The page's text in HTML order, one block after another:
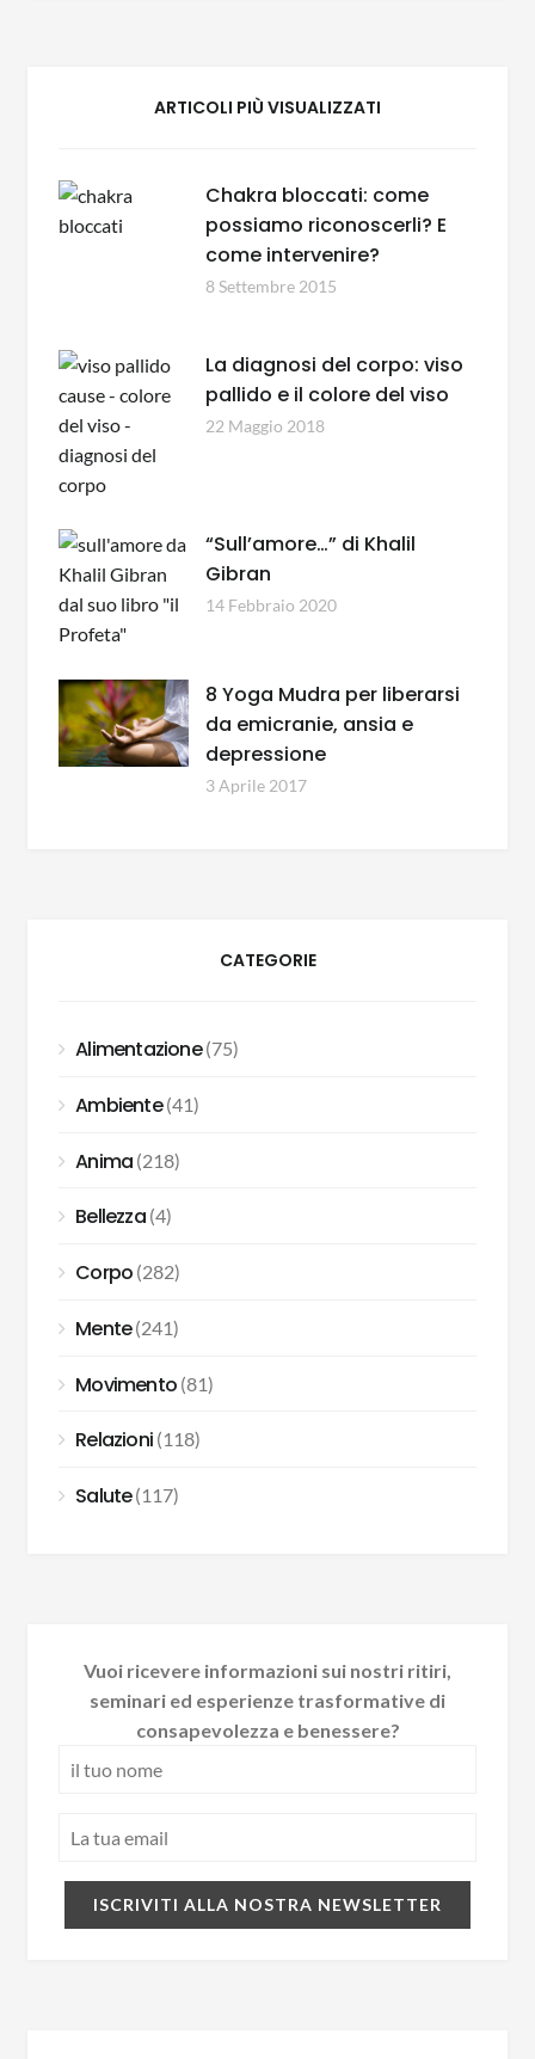
ARTICOLI PIÙ VISUALIZZATI
Chakra bloccati: come
possiamo riconoscerli? E
come intervenire?
8 Settembre 2015
La diagnosi del corpo: viso
pallido e il colore del viso
22 Maggio 2018
“Sull’amore…” di Khalil
Gibran
14 Febbraio 2020
8 Yoga Mudra per liberarsi
da emicranie, ansia e
depressione
3 Aprile 2017
CATEGORIE
Alimentazione(75)
Ambiente(41)
Anima (218)
Bellezza(4)
Corpo (282)
Mente(241)
Movimento(81)
Relazioni(118)
Salute(117)
Vuoi ricevere informazioni sui nostri ritiri,
seminari ed esperienze trasformative di
consapevolezza e benessere?